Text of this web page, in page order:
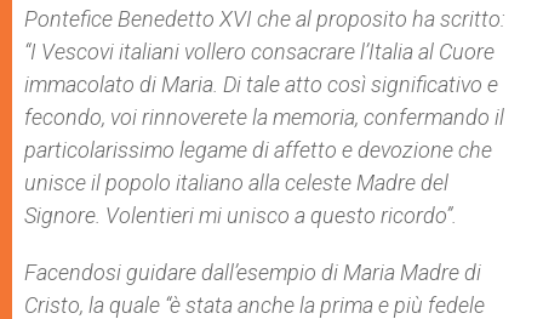
Pontefice Benedetto XVI che al proposito ha scritto:
“I Vescovi italiani vollero consacrare l’Italia al Cuore
immacolato di Maria. Di tale atto così significativo e
fecondo, voi rinnoverete la memoria, confermando il
particolarissimo legame di affetto e devozione che
unisce il popolo italiano alla celeste Madre del
Signore. Volentieri mi unisco a questo ricordo”.
Facendosi guidare dall’esempio di Maria Madre di
Cristo, la quale “è stata anche la prima e più fedele